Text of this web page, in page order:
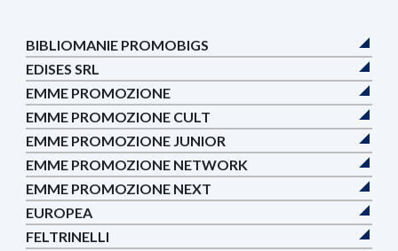
BIBLIOMANIE PROMOBIGS
EDISES SRL
EMME PROMOZIONE
EMME PROMOZIONE CULT
EMME PROMOZIONE JUNIOR
EMME PROMOZIONE NETWORK
EMME PROMOZIONE NEXT
EUROPEA
FELTRINELLI